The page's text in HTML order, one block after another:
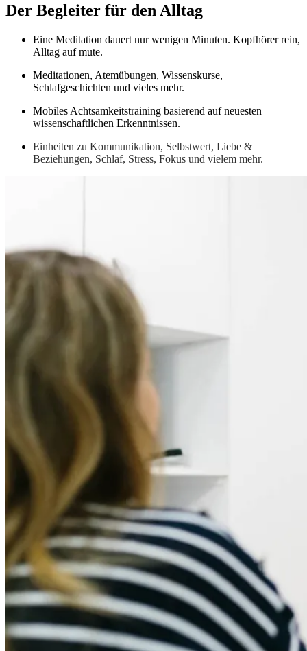
Der Begleiter für den Alltag
Eine Meditation dauert nur wenigen Minuten. Kopfhörer rein,
Alltag auf mute.
Meditationen, Atemübungen, Wissenskurse,
Schlafgeschichten und vieles mehr.
Mobiles Achtsamkeitstraining basierend auf neuesten
wissenschaftlichen Erkenntnissen.
Einheiten zu Kommunikation, Selbstwert, Liebe &
Beziehungen, Schlaf, Stress, Fokus und vielem mehr.